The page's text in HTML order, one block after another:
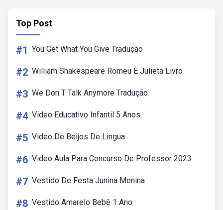
Top Post
#1 You Get What You Give Tradução
#2 William Shakespeare Romeu E Julieta Livro
#3 We Don T Talk Anymore Tradução
#4 Vídeo Educativo Infantil 5 Anos
#5 Video De Beijos De Lingua
#6 Video Aula Para Concurso De Professor 2023
#7 Vestido De Festa Junina Menina
#8 Vestido Amarelo Bebê 1 Ano